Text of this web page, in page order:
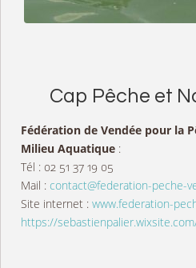
Cap Pêche et
Fédération de Vendée pour la
Milieu Aquatique :
Tél : 02 51 37 19 05
Mail : contact@federation-peche-
Site internet : www.federation-
https://